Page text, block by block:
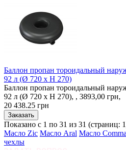
Баллон пропан тороидальный
92 л (Ø 720 х H 270)
Баллон пропан тороидальный
92 л (Ø 720 х H 270), , 3893,00 грн,
20 438.25 грн
Показано с 1 по 31 из 31 (страниц:
Масло Zic Масло Aral Масло Comma
чехлы